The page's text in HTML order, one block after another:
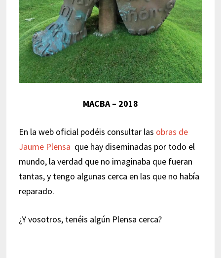
MACBA – 2018
En la web oficial podéis consultar las obras de
Jaume Plensa que hay diseminadas por todo el
mundo, la verdad que no imaginaba que fueran
tantas, y tengo algunas cerca en las que no había
reparado.
¿Y vosotros, tenéis algún Plensa cerca?